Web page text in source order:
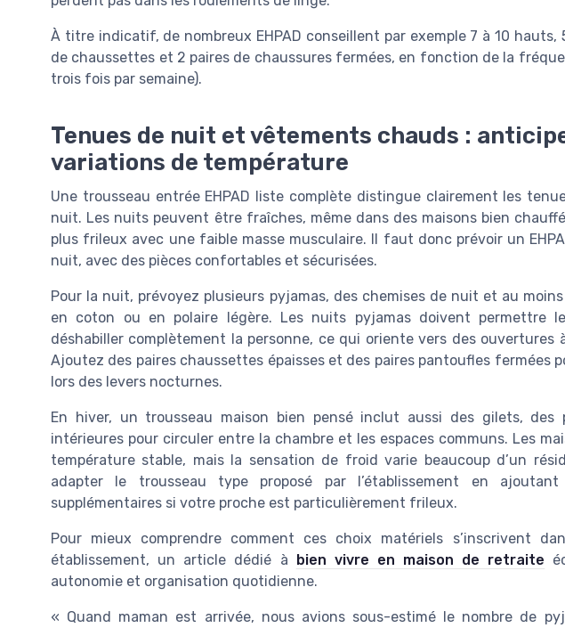
À titre indicatif, de nombreux EHPAD conseillent par exemple 7 à 10 hauts,
de chaussettes et 2 paires de chaussures fermées, en fonction de la
trois fois par semaine).
Tenues de nuit et vêtements chauds :
variations de température
Une trousseau entrée EHPAD liste complète distingue clairement les
nuit. Les nuits peuvent être fraîches, même dans des maisons bien
plus frileux avec une faible masse musculaire. Il faut donc prévoir un
nuit, avec des pièces confortables et sécurisées.
Pour la nuit, prévoyez plusieurs pyjamas, des chemises de nuit et au
en coton ou en polaire légère. Les nuits pyjamas doivent permettre
déshabiller complètement la personne, ce qui oriente vers des ouvertures
Ajoutez des paires chaussettes épaisses et des paires pantoufles fermées
lors des levers nocturnes.
En hiver, un trousseau maison bien pensé inclut aussi des gilets,
intérieures pour circuler entre la chambre et les espaces communs. Les
température stable, mais la sensation de froid varie beaucoup d’un
adapter le trousseau type proposé par l’établissement en
supplémentaires si votre proche est particulièrement frileux.
Pour mieux comprendre comment ces choix matériels s’inscrivent
établissement, un article dédié à bien vivre en maison de retraite
autonomie et organisation quotidienne.
« Quand maman est arrivée, nous avions sous-estimé le nombre de